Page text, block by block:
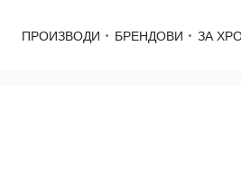
ПРОИЗВОДИ БРЕНДОВИ ЗА